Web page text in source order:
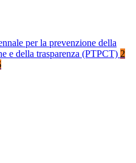
per la prevenzione della
e della trasparenza (PTPCT) 2